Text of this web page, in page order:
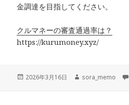
金調達を目指してください。
クルマネーの審査通過率は？
https://kurumoney.xyz/
投
2026年3月16日
作
sora_memo